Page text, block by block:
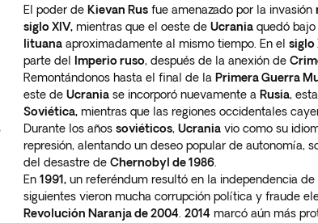
El poder de Kievan Rus fue amenazado por la invasión
siglo XIV, mientras que el oeste de Ucrania quedó bajo
lituana aproximadamente al mismo tiempo. En el siglo
parte del
Imperio ruso, después de la anexión de
Remontándonos hasta el final de la Primera Guerra
este de Ucrania se incorporó nuevamente a Rusia,
Soviética, mientras que las regiones occidentales
Durante los años soviéticos, Ucrania vio como su
represión, alentando un deseo popular de autonomía,
del desastre de Chernobyl de 1986
En 1991, un referéndum resultó en la independencia de
siguientes vieron mucha corrupción política y fraude
Revolución Naranja de 2004 2014 marcó aún más